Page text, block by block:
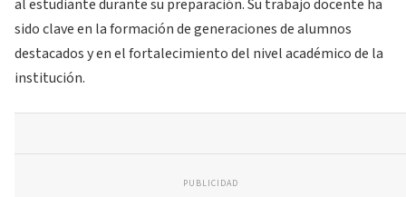
al estudiante durante su preparación. Su trabajo docente ha
sido clave en la formación de generaciones de alumnos
destacados y en el fortalecimiento del nivel académico de la
institución.
PUBLICIDAD